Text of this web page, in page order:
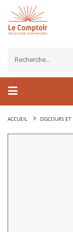
ACCUEIL DISCOURS